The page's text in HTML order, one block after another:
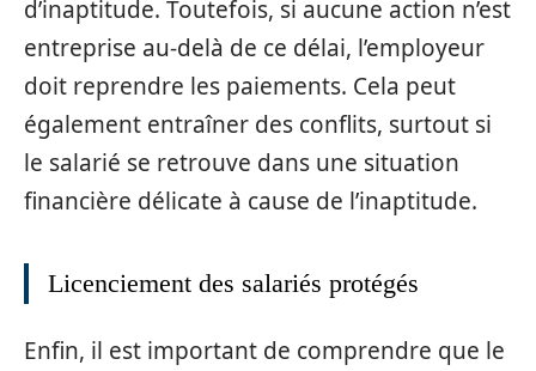
d’inaptitude. Toutefois, si aucune action n’est
entreprise au-delà de ce délai, l’employeur
doit reprendre les paiements. Cela peut
également entraîner des conflits, surtout si
le salarié se retrouve dans une situation
financière délicate à cause de l’inaptitude.
Licenciement des salariés protégés
Enfin, il est important de comprendre que le